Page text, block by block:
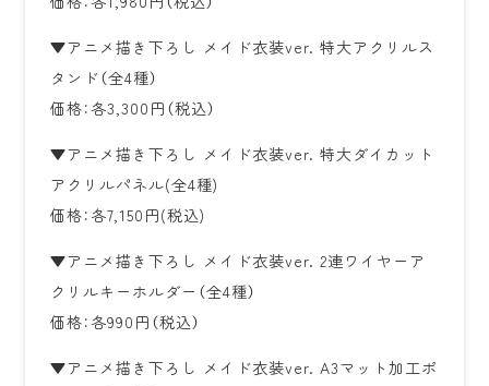
▼アニメ描き下ろし メイド衣装ver. 特大アクリルス
タンド（全4種）
価格：各3,300円（税込）
▼アニメ描き下ろし メイド衣装ver. 特大ダイカット
アクリルパネル(全4種)
価格：各7,150円(税込)
▼アニメ描き下ろし メイド衣装ver. 2連ワイヤーア
クリルキーホルダー（全4種）
価格：各990円（税込）
▼アニメ描き下ろし メイド衣装ver. A3マット加工ポ